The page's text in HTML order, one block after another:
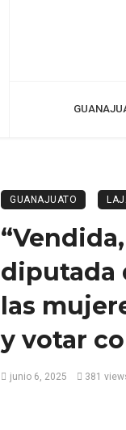
GUANAJUATO
diputada
las
y votar
junio 6, 2025 381